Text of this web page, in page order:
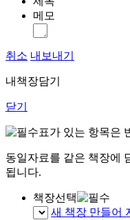
메모
취소 내보내기
내책장담기
닫기
표가 있는 항목은
동일자료를 같은 책장에
됩니다.
책장선택
새 책장 만들어